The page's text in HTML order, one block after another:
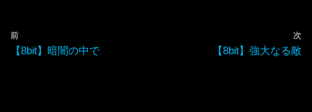
前
【8bit】暗闇の中で
次
【8bit】強大なる敵